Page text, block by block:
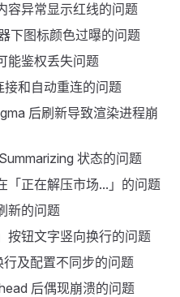
容异常显示红线的问题
下图标颜色过曝的问题
能鉴权丢失问题
和自动重连的问题
后刷新导致渲染进程崩
状态的问题
「正在解压市场...」的问题
新的问题
按钮文字竖向换行的问题
及配置不同步的问题
后偶现崩溃的问题